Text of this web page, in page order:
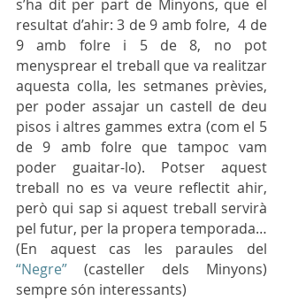
s’ha dit per part de Minyons, que el
resultat d’ahir: 3 de 9 amb folre,  4 de
9 amb folre i 5 de 8, no pot
menysprear el treball que va realitzar
aquesta colla, les setmanes prèvies,
per poder assajar un castell de deu
pisos i altres gammes extra (com el 5
de 9 amb folre que tampoc vam
poder guaitar-lo). Potser aquest
treball no es va veure reflectit ahir,
però qui sap si aquest treball servirà
pel futur, per la propera temporada…
(En aquest cas les paraules del
“Negre” (casteller dels Minyons)
sempre són interessants)